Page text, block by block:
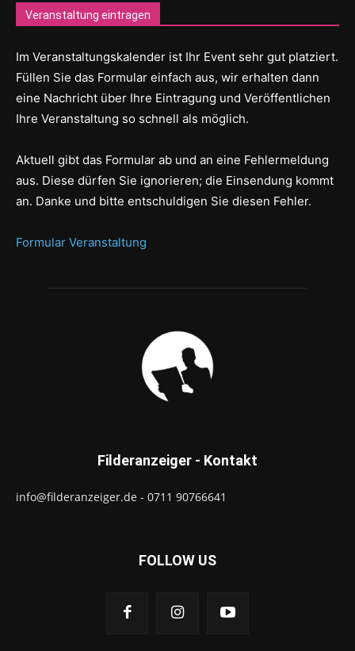
Veranstaltung eintragen
Im Veranstaltungskalender ist Ihr Event sehr gut platziert.
Füllen Sie das Formular einfach aus, wir erhalten dann
eine Nachricht über Ihre Eintragung und Veröffentlichen
Ihre Veranstaltung so schnell als möglich.
Aktuell gibt das Formular ab und an eine Fehlermeldung
aus. Diese dürfen Sie ignorieren; die Einsendung kommt
an. Danke und bitte entschuldigen Sie diesen Fehler.
Formular Veranstaltung
Filderanzeiger - Kontakt
info@filderanzeiger.de - 0711 90766641
FOLLOW US